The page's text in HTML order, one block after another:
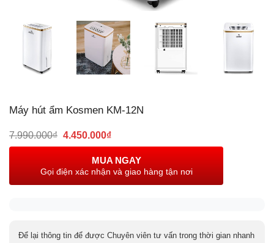
Máy hút ẩm Kosmen KM-12N
7.990.000₫ Giá
7.990.000₫.
4.450.000₫Giá
là:
4.450.000₫.
MUA NGAY
Gọi điện xác nhận và giao hàng tận nơi
Để lại thông tin để được Chuyên viên tư vấn trong thời gian nhanh